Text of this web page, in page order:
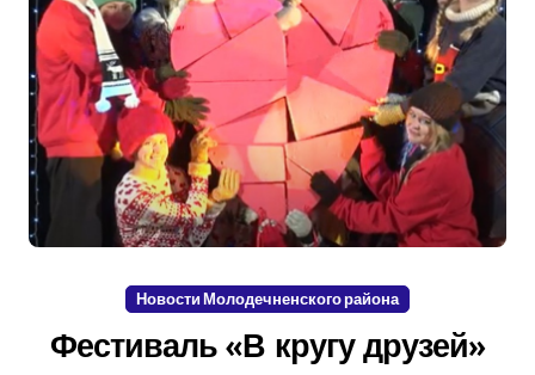
Новости Молодечненского района
Фестиваль «В кругу друзей»